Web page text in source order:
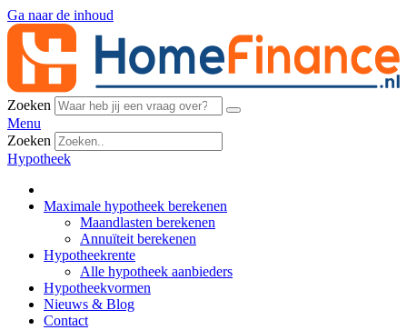
Ga naar de inhoud
Zoeken
Menu
Zoeken
Hypotheek
Maximale hypotheek berekenen
Maandlasten berekenen
Annuïteit berekenen
Hypotheekrente
Alle hypotheek aanbieders
Hypotheekvormen
Nieuws & Blog
Contact